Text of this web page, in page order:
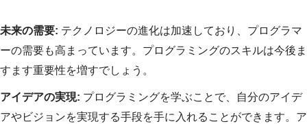
未来の需要: テクノロジーの進化は加速しており、プログラマ
ーの需要も高まっています。プログラミングのスキルは今後ま
すます重要性を増すでしょう。
アイデアの実現: プログラミングを学ぶことで、自分のアイデ
アやビジョンを実現する手段を手に入れることができます。ア